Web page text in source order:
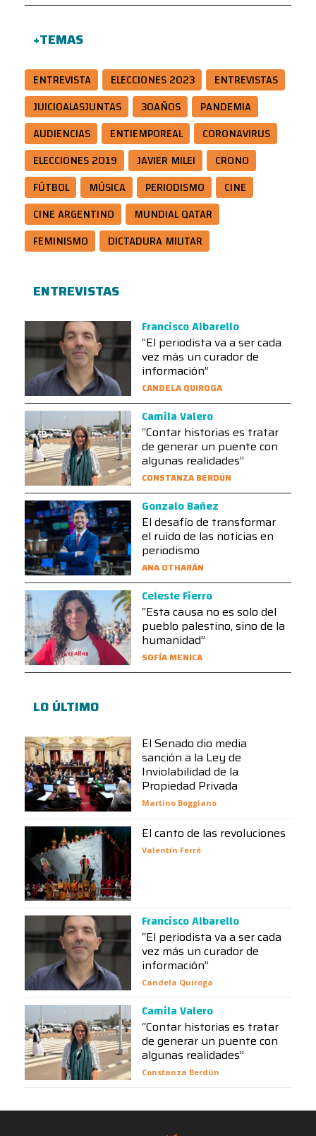
+TEMAS
ENTREVISTA ELECCIONES 2023
ENTREVISTAS
JUICIOALASJUNTAS
30AÑOS
PANDEMIA
AUDIENCIAS
ENTIEMPOREAL
CORONAVIRUS
ELECCIONES 2019
JAVIER MILEI
CRONO
FÚTBOL
MÚSICA PERIODISMO
CINE
CINE ARGENTINO
MUNDIAL QATAR
FEMINISMO
DICTADURA MILITAR
ENTREVISTAS
Francisco Albarello
“El periodista va a ser cada
vez más un curador de
información”
CANDELA QUIROGA
Camila Valero
“Contar historias es tratar
de generar un puente con
algunas realidades”
CONSTANZA BERDÚN
Gonzalo Bañez
El desafío de transformar
el ruido de las noticias en
periodismo
ANA OTHARÁN
Celeste Fierro
“Esta causa no es solo del
pueblo palestino, sino de la
humanidad”
SOFÍA MENICA
LO ÚLTIMO
El Senado dio media
sanción a la Ley de
Inviolabilidad de la
Propiedad Privada
Martino Boggiano
El canto de las revoluciones
Valentín Ferré
Francisco Albarello
“El periodista va a ser cada
vez más un curador de
información”
Candela Quiroga
Camila Valero
“Contar historias es tratar
de generar un puente con
algunas realidades”
Constanza Berdún